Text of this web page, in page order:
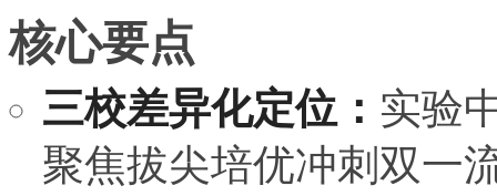
核心要点
三校差异化定位： 实验
聚焦拔尖培优冲刺双一